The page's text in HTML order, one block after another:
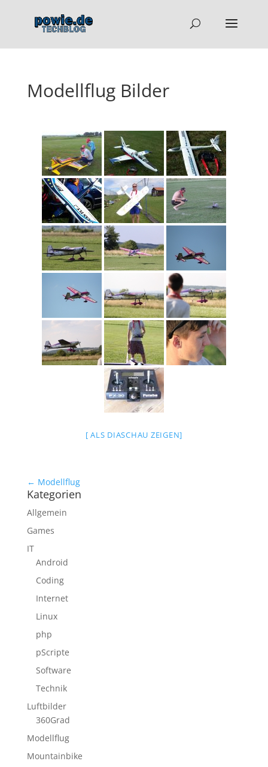
Modellflug Bilder
[ ALS DIASCHAU ZEIGEN]
← Modellflug
Kategorien
Allgemein
Games
IT
Android
Coding
Internet
Linux
php
pScripte
Software
Technik
Luftbilder
360Grad
Modellflug
Mountainbike